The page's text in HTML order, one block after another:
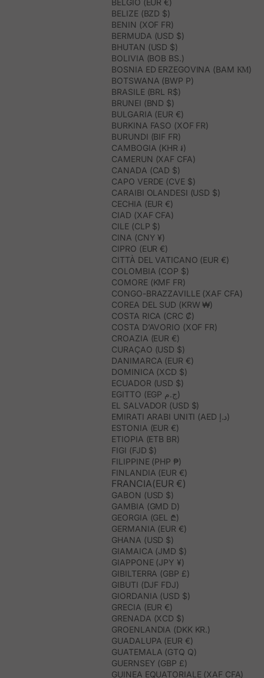
BELGIO (EUR €)
BELIZE (BZD $)
BENIN (XOF FR)
BERMUDA (USD $)
BHUTAN (USD $)
BOLIVIA (BOB BS.)
BOSNIA ED ERZEGOVINA (BAM КМ)
BOTSWANA (BWP P)
BRASILE (BRL R$)
BRUNEI (BND $)
BULGARIA (EUR €)
BURKINA FASO (XOF FR)
BURUNDI (BIF FR)
CAMBOGIA (KHR ៛)
CAMERUN (XAF CFA)
CANADA (CAD $)
CAPO VERDE (CVE $)
CARAIBI OLANDESI (USD $)
CECHIA (EUR €)
CIAD (XAF CFA)
CILE (CLP $)
CINA (CNY ¥)
CIPRO (EUR €)
CITTÀ DEL VATICANO (EUR €)
COLOMBIA (COP $)
COMORE (KMF FR)
CONGO-BRAZZAVILLE (XAF CFA)
COREA DEL SUD (KRW ₩)
COSTA RICA (CRC ₡)
COSTA D’AVORIO (XOF FR)
CROAZIA (EUR €)
CURAÇAO (USD $)
DANIMARCA (EUR €)
DOMINICA (XCD $)
ECUADOR (USD $)
EGITTO (EGP ج.م)
EL SALVADOR (USD $)
EMIRATI ARABI UNITI (AED د.إ)
ESTONIA (EUR €)
ETIOPIA (ETB BR)
FIGI (FJD $)
FILIPPINE (PHP ₱)
FINLANDIA (EUR €)
FRANCIA(EUR €)
GABON (USD $)
GAMBIA (GMD D)
GEORGIA (GEL ₾)
GERMANIA (EUR €)
GHANA (USD $)
GIAMAICA (JMD $)
GIAPPONE (JPY ¥)
GIBILTERRA (GBP £)
GIBUTI (DJF FDJ)
GIORDANIA (USD $)
GRECIA (EUR €)
GRENADA (XCD $)
GROENLANDIA (DKK KR.)
GUADALUPA (EUR €)
GUATEMALA (GTQ Q)
GUERNSEY (GBP £)
GUINEA EQUATORIALE (XAF CFA)